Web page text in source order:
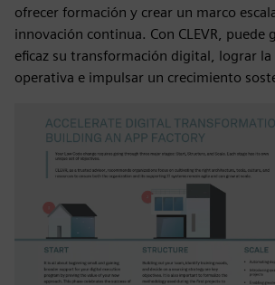
ofrecer formación y crear un marco
innovación continua. Con CLEVR, puede
eficaz su transformación digital, lograr la
operativa e impulsar un crecimiento